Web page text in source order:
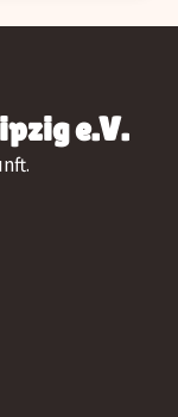
e.V.